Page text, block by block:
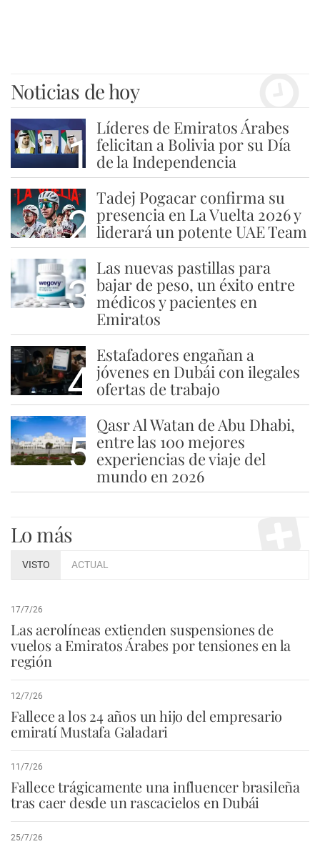
Noticias de hoy
1
Líderes de Emiratos Árabes
felicitan a Bolivia por su Día
de la Independencia
2
Tadej Pogacar confirma su
presencia en La Vuelta 2026 y
liderará un potente UAE Team
3
Las nuevas pastillas para
bajar de peso, un éxito entre
médicos y pacientes en
Emiratos
4
Estafadores engañan a
jóvenes en Dubái con ilegales
ofertas de trabajo
5
Qasr Al Watan de Abu Dhabi,
entre las 100 mejores
experiencias de viaje del
mundo en 2026
Lo más
VISTO ACTUAL
17/7/26
Las aerolíneas extienden suspensiones de
vuelos a Emiratos Árabes por tensiones en la
región
12/7/26
Fallece a los 24 años un hijo del empresario
emiratí Mustafa Galadari
11/7/26
Fallece trágicamente una influencer brasileña
tras caer desde un rascacielos en Dubái
25/7/26